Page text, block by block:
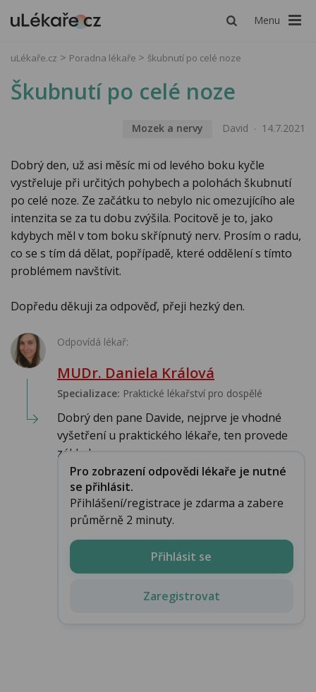
Menu
uLékaře.cz Poradna lékaře škubnutí po celé noze
Škubnutí po celé noze
Mozek a nervy David 14.7.2021
Dobrý den, už asi měsíc mi od levého boku kyčle
vystřeluje při určitých pohybech a polohách škubnutí
po celé noze. Ze začátku to nebylo nic omezujícího ale
intenzita se za tu dobu zvýšila. Pocitově je to, jako
kdybych měl v tom boku skřípnutý nerv. Prosím o radu,
co se s tím dá dělat, popřípadě, které oddělení s tímto
problémem navštívit.
Dopředu děkuji za odpověď, přeji hezký den.
Odpovídá lékař:
MUDr. Daniela Králová
Specializace: Praktické lékařství pro dospělé
Dobrý den pane Davide, nejprve je vhodné
vyšetření u praktického lékaře, ten provede
základ...
Pro zobrazení odpovědi lékaře je nutné
se přihlásit.
Přihlášení/registrace je zdarma a zabere
průměrně 2 minuty.
Přihlásit se
Zaregistrovat